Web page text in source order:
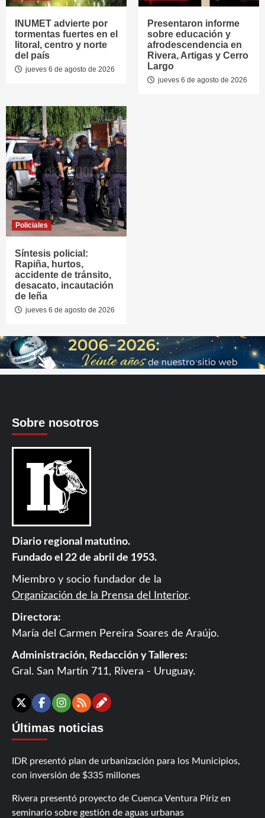
INUMET advierte por
tormentas fuertes en el
litoral, centro y norte
del país
jueves 6 de agosto de 2026
Presentaron informe
sobre educación y
afrodescendencia en
Rivera, Artigas y Cerro
Largo
jueves 6 de agosto de 2026
Policiales
Síntesis policial:
Rapiña, hurtos,
accidente de tránsito,
desacato, incautación
de leña
jueves 6 de agosto de 2026
Sobre nosotros
Diario regional matutino.
Fundado el 22 de abril de 1953.
Miembro y socio fundador de la
Organización de la Prensa del Interior.
Directora:
María del Carmen Pereira Soares de Araújo.
Administración, Redacción y Talleres:
Gral. San Martín 711, Rivera - Uruguay.
X Facebook
Instagram
RSSContáctanos
Últimas noticias
IDR presentó plan de urbanización para los Municipios,
con inversión de $335 millones
Rivera presentó proyecto de Cuenca Ventura Píriz en
seminario sobre gestión de aguas urbanas